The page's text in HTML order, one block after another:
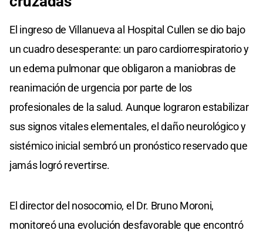
El ingreso de Villanueva al Hospital Cullen se dio bajo
un cuadro desesperante: un paro cardiorrespiratorio y
un edema pulmonar que obligaron a maniobras de
reanimación de urgencia por parte de los
profesionales de la salud. Aunque lograron estabilizar
sus signos vitales elementales, el daño neurológico y
sistémico inicial sembró un pronóstico reservado que
jamás logró revertirse.
El director del nosocomio, el Dr. Bruno Moroni,
monitoreó una evolución desfavorable que encontró